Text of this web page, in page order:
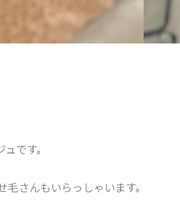
です。
さんもいらっしゃいます。